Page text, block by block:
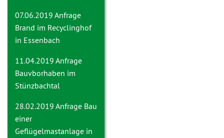
07.06.2019 Anfrage
Brand im Recyclinghof
in Essenbach
11.04.2019 Anfrage
Bauvborhaben im
Stünzbachtal
28.02.2019 Anfrage Bau
einer
Geflügelmastanlage in